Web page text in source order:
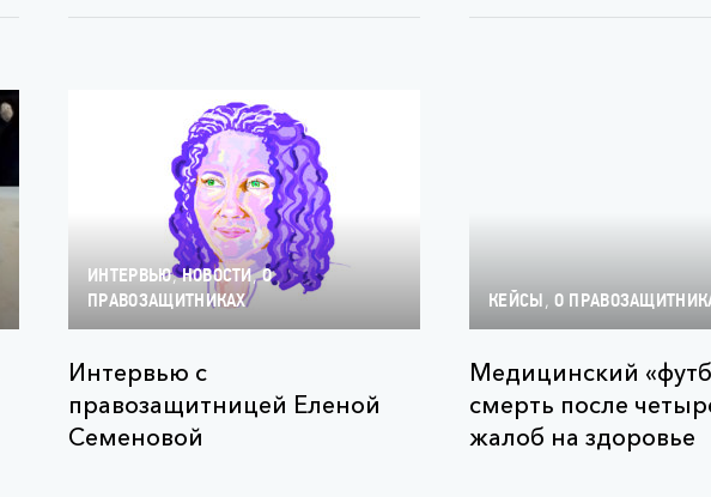
ИНТЕРВЬЮ,НОВОСТИ,О
ПРАВОЗАЩИТНИКАХ
Интервью с
правозащитницей Еленой
Семеновой
КЕЙСЫ , О
Медицинский
смерть после
жалоб на здоровье